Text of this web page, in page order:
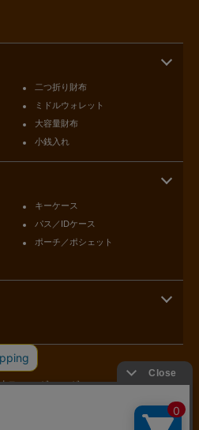
二つ折り財布
ミドルウォレット
大容量財布
小銭入れ
キーケース
パス／IDケース
ポーチ／ポシェット
ラモーダヨシダ
都台東区東上野1-3-3